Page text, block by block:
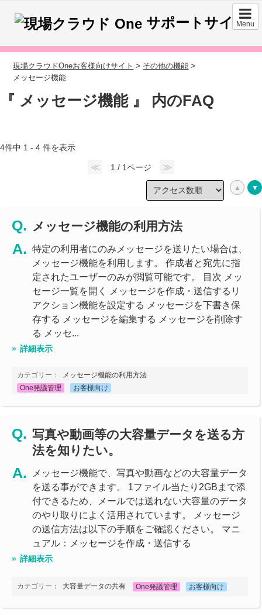
Menu
サポートサイト
現場クラウドOneお客様向けサイト > その他の機能 >
メッセージ機能
『 メッセージ機能 』 内のFAQ
4件中 1 - 4 件を表示
≪ 1 / 1ページ ≫
メッセージ機能の利用方法
特定の利用者にのみメッセージを送りたい場合は、
メッセージ機能を利用します。 作成者と宛先に指
定されたユーザーのみが閲覧可能です。 目次 メッ
セージ一覧を開く メッセージを作成・送信するリ
アクション機能を設定する メッセージを下書き保
存する メッセージを編集する メッセージを削除す
る メッセ...
詳細表示
カテゴリー：
メッセージ機能の利用方法
One発議管理
お客様向け
写真や動画等の大容量データを送る方
法を知りたい。
メッセージ機能で、写真や動画などの大容量データ
を送る事ができます。 1ファイル当たり2GBまで添
付できるため、メールでは送れない大容量のデータ
のやり取りによく活用されています。 メッセージ
の送信方法は以下の手順をご確認ください。 マニ
ュアル：メッセージを作成・送信する
詳細表示
カテゴリー： 大容量データの共有 One発議管理 お客様向け